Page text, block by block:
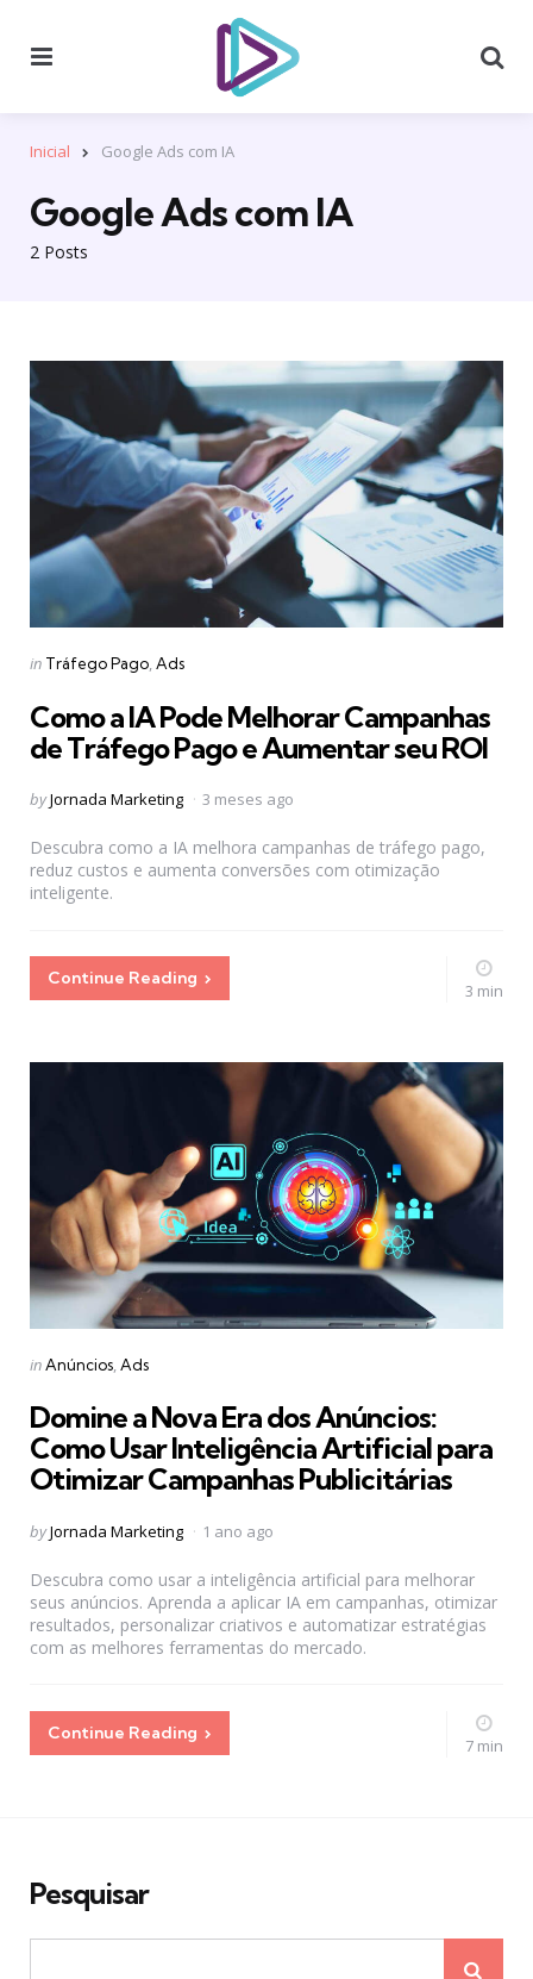
Inicial Google Ads com IA
2 Posts
Google Ads com IA
Categories
Posted
in Tráfego Pago Ads
Como a IA Pode Melhorar Campanhas
de Tráfego Pago e Aumentar seu ROI
Posted
byJornada Marketing 3 meses ago
Descubra como a IA melhora campanhas de tráfego pago,
reduz custos e aumenta conversões com otimização
inteligente.
Continue Reading
3 min
Categories
Posted
inAnúncios Ads
Domine a Nova Era dos Anúncios:
Como Usar Inteligência Artificial para
Otimizar Campanhas Publicitárias
Posted
byJornada Marketing 1 ano ago
Descubra como usar a inteligência artificial para melhorar
seus anúncios. Aprenda a aplicar IA em campanhas, otimizar
resultados, personalizar criativos e automatizar estratégias
com as melhores ferramentas do mercado.
Continue Reading
7 min
Pesquisar